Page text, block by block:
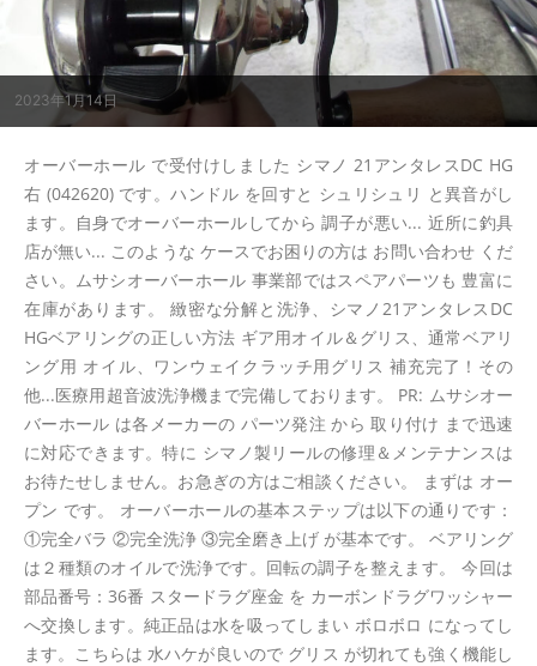
2023年1月14日
オーバーホール で受付けしました シマノ 21アンタレスDC HG
右 (042620) です。ハンドル を回すと シュリシュリ と異音がし
ます。自身でオーバーホールしてから 調子が悪い... 近所に釣具
店が無い... このような ケースでお困りの方は お問い合わせ くだ
さい。ムサシオーバーホール 事業部ではスペアパーツも 豊富に
在庫があります。 緻密な分解と洗浄、シマノ21アンタレスDC
HGベアリングの正しい方法 ギア用オイル＆グリス、通常ベアリ
ング用 オイル、ワンウェイクラッチ用グリス 補充完了！その
他...医療用超音波洗浄機まで完備しております。 PR: ムサシオー
バーホール は各メーカーの パーツ発注 から 取り付け まで迅速
に対応できます。特に シマノ製リールの修理＆メンテナンスは
お待たせしません。お急ぎの方はご相談ください。 まずは オー
プン です。 オーバーホールの基本ステップは以下の通りです：
①完全バラ ②完全洗浄 ③完全磨き上げ が基本です。 ベアリング
は２種類のオイルで洗浄です。回転の調子を整えます。 今回は
部品番号：36番 スタードラグ座金 を カーボンドラグワッシャー
へ交換します。純正品は水を吸ってしまい ボロボロ になってし
ます。こちらは 水ハケが良いので グリス が切れても強く機能し